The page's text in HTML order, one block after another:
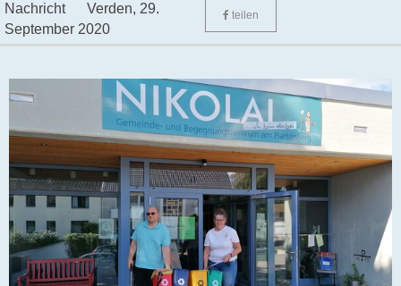
Nachricht Verden, 29.
September 2020
teilen